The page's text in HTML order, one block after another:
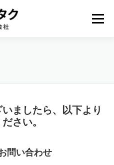
メニュー
ましたら、以下より
さい。
問い合わせ